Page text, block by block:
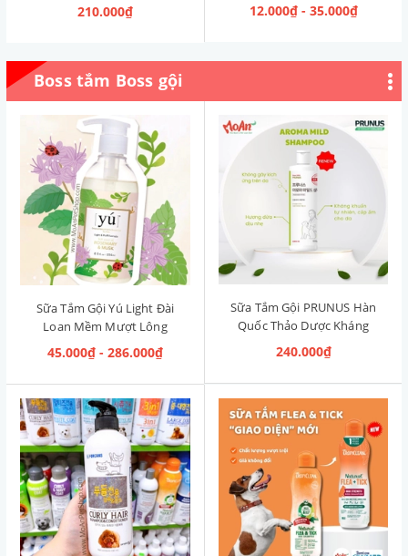
210.000₫ 12.000₫ - 35.000₫
Boss tắm Boss gội
Sữa Tắm Gội Yú Light Đài
Loan Mềm Mượt Lông
Rosemary & Musk [Hương
Thảo & Xạ Hương]
45.000₫ - 286.000₫
Sữa Tắm Gội PRUNUS Hàn
Quốc Thảo Dược Kháng
Khuẩn Aroma Mild
Shampoo 500ml
240.000₫